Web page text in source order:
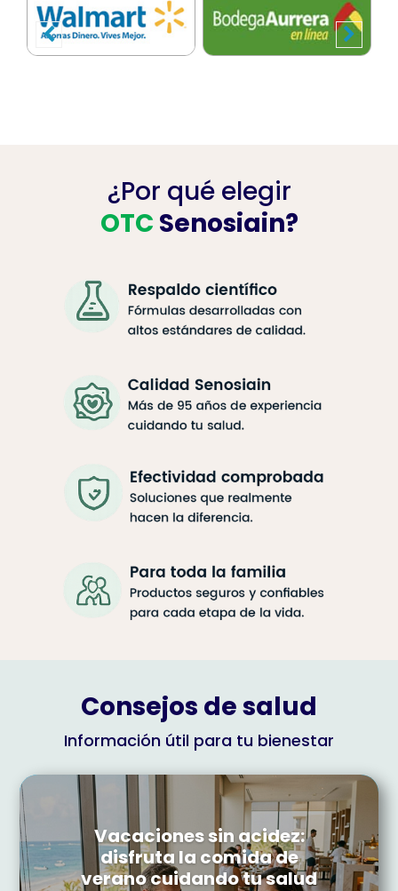
¿Por qué elegir
OTC Senosiain?
Consejos de salud
Información útil para tu bienestar
Vacaciones sin acidez:
disfruta la comida de
verano cuidando tu salud